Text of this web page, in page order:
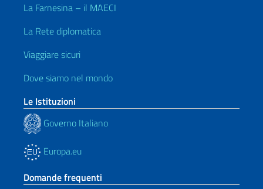
La Farnesina – il MAECI
La Rete diplomatica
Viaggiare sicuri
Dove siamo nel mondo
Le Istituzioni
Governo Italiano
Europa.eu
Domande frequenti